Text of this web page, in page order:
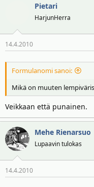
Pietari
HarjunHerra
14.4.2010
Formulanomi sanoi:
Mikä on muuten
Veikkaan että punainen.
Mehe Rienarsuo
Lupaavin tulokas
14.4.2010